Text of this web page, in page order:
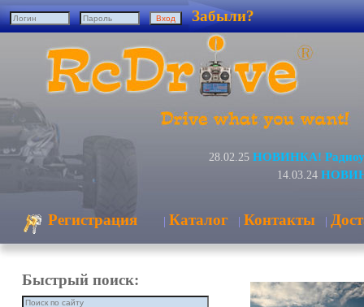
Забыли?
28.02.25 НОВИНКА!
14.03.24
Регистрация | Каталог | Контакты |
Быстрый поиск: